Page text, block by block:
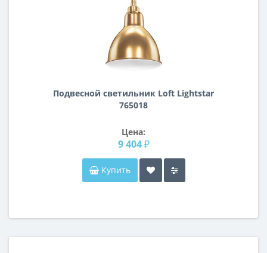
Подвесной светильник Loft Lightstar
765018
Цена:
9 404 ₽
Купить